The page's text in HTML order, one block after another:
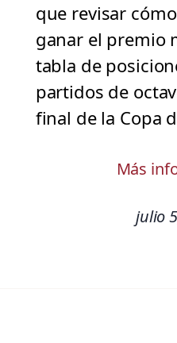
que revisar
ganar el premio
tabla de
partidos de
final de la Copa
Más
julio